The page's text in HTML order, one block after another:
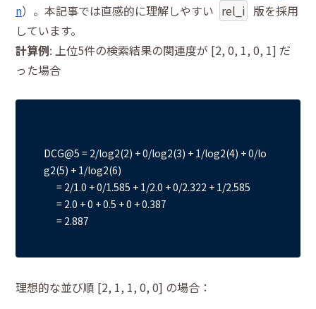
n）。本記事では直感的に理解しやすい rel_i 版を採用
しています。
計算例: 上位5件の検索結果の関連度が [2, 0, 1, 0, 1] だ
った場合
DCG@5 = 2/log2(2) + 0/log2(3) + 1/log2(4) + 0/lo
g2(5) + 1/log2(6)
理想的な並び順 [2, 1, 1, 0, 0] の場合：